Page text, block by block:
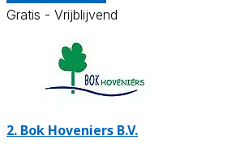
Gratis - Vrijblijvend
2. Bok Hoveniers B.V.